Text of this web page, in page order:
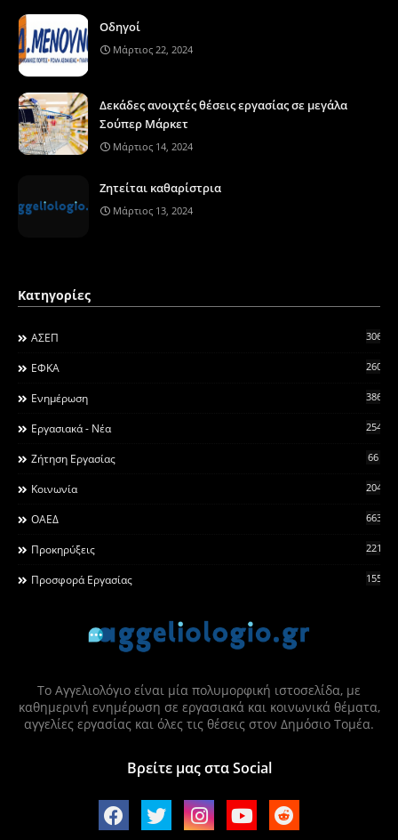
Οδηγοί
Μάρτιος 22, 2024
Δεκάδες ανοιχτές θέσεις εργασίας σε μεγάλα
Σούπερ Μάρκετ
Μάρτιος 14, 2024
Ζητείται καθαρίστρια
Μάρτιος 13, 2024
Κατηγορίες
ΑΣΕΠ 306
ΕΦΚΑ 260
Ενημέρωση 3868
Εργασιακά - Νέα 2546
Ζήτηση Εργασίας 66
Κοινωνία 2044
ΟΑΕΔ 663
Προκηρύξεις 2215
Προσφορά Εργασίας 155
Το Αγγελιολόγιο είναι μία πολυμορφική ιστοσελίδα, με
καθημερινή ενημέρωση σε εργασιακά και κοινωνικά θέματα,
αγγελίες εργασίας και όλες τις θέσεις στον Δημόσιο Τομέα.
Βρείτε μας στα Social